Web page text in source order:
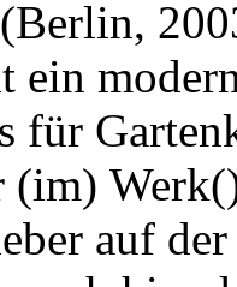
(Berlin,
ein
für
(im)
auf